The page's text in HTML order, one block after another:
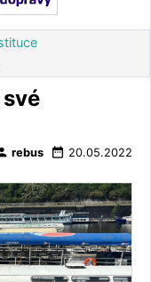
rebus date_range 20.05.2022